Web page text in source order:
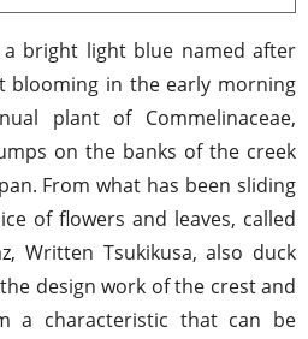
a bright light blue named after
blooming in the early morning
plant of Commelinaceae,
on the banks of the creek
From what has been sliding
of flowers and leaves, called
Written Tsukikusa, also duck
design work of the crest and
a characteristic that can be